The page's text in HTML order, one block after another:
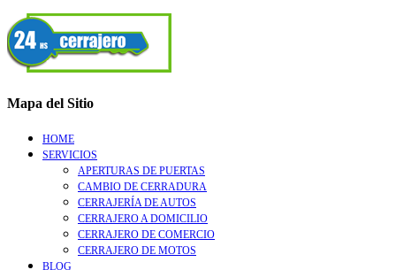
Mapa del Sitio
HOME
SERVICIOS
APERTURAS DE PUERTAS
CAMBIO DE CERRADURA
CERRAJERÍA DE AUTOS
CERRAJERO A DOMICILIO
CERRAJERO DE COMERCIO
CERRAJERO DE MOTOS
BLOG